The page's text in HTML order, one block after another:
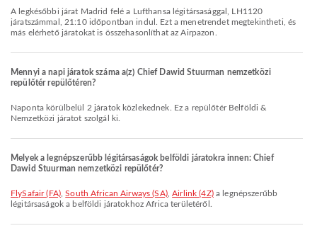
A legkésőbbi járat Madrid felé a Lufthansa légitársasággal, LH1120
járatszámmal, 21:10 időpontban indul. Ezt a menetrendet megtekintheti, és
más elérhető járatokat is összehasonlíthat az Airpazon.
Mennyi a napi járatok száma a(z) Chief Dawid Stuurman nemzetközi
repülőtér repülőtéren?
Naponta körülbelül 2 járatok közlekednek. Ez a repülőtér Belföldi &
Nemzetközi járatot szolgál ki.
Melyek a legnépszerűbb légitársaságok belföldi járatokra innen: Chief
Dawid Stuurman nemzetközi repülőtér?
FlySafair (FA),South African Airways (SA),Airlink (4Z)a legnépszerűbb
légitársaságok a belföldi járatokhoz Africa területéről.